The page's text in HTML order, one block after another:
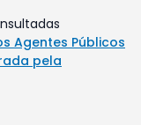
Agentes Públicos
pela